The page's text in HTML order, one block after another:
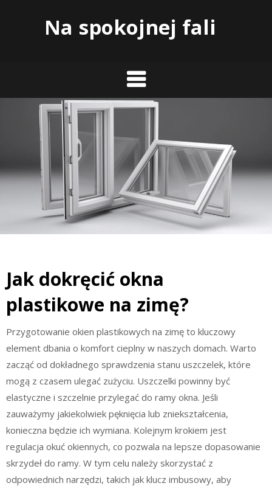
Na spokojnej fali
Jak dokręcić okna
plastikowe na zimę?
Przygotowanie okien plastikowych na zimę to kluczowy
element dbania o komfort cieplny w naszych domach. Warto
zacząć od dokładnego sprawdzenia stanu uszczelek, które
mogą z czasem ulegać zużyciu. Uszczelki powinny być
elastyczne i szczelnie przylegać do ramy okna. Jeśli
zauważymy jakiekolwiek pęknięcia lub zniekształcenia,
konieczna będzie ich wymiana. Kolejnym krokiem jest
regulacja okuć okiennych, co pozwala na lepsze dopasowanie
skrzydeł do ramy. W tym celu należy skorzystać z
odpowiednich narzędzi, takich jak klucz imbusowy, aby